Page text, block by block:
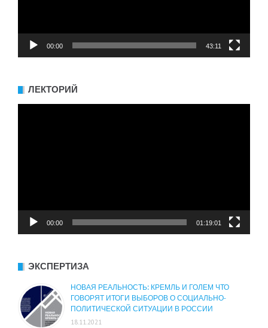
00:00 43:11
ЛЕКТОРИЙ
00:00 01:19:01
ЭКСПЕРТИЗА
НОВАЯ РЕАЛЬНОСТЬ: КРЕМЛЬ И ГОЛЕМ ЧТО
ГОВОРЯТ ИТОГИ ВЫБОРОВ О СОЦИАЛЬНО-
ПОЛИТИЧЕСКОЙ СИТУАЦИИ В РОССИИ
18.11.2021